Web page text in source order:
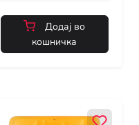
Додај во
кошничка